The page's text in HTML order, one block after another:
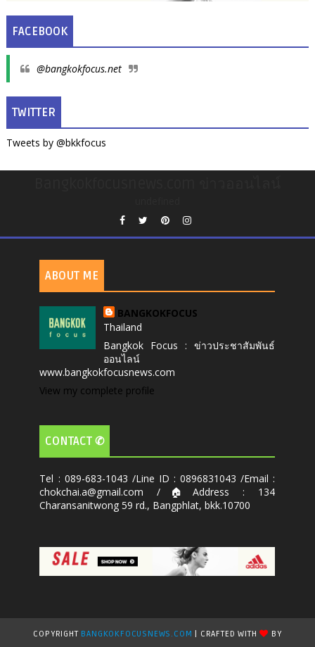
FACEBOOK
@bangkokfocus.net
TWITTER
Tweets by @bkkfocus
ABOUT ME
BANGKOKFOCUS
Thailand
Bangkok Focus : ข่าวประชาสัมพันธ์
ออนไลน์
www.bangkokfocusnews.com
View my complete profile
CONTACT ✆
Tel : 089-683-1043 /Line ID : 0896831043 /Email :
chokchai.a@gmail.com /🏠Address : 134
Charansanitwong 59 rd., Bangphlat, bkk.10700
COPYRIGHT BANGKOKFOCUSNEWS.COM | CRAFTED WITH BY